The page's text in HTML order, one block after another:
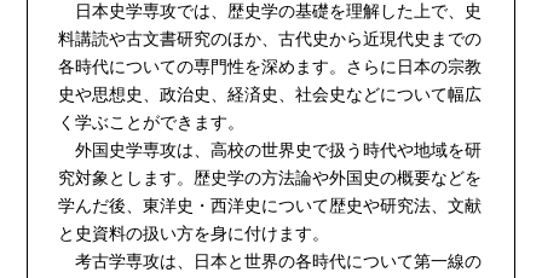
日本史学専攻では、歴史学の基礎を理解した上で、史
料講読や古文書研究のほか、古代史から近現代史までの
各時代についての専門性を深めます。さらに日本の宗教
史や思想史、政治史、経済史、社会史などについて幅広
く学ぶことができます。
外国史学専攻は、高校の世界史で扱う時代や地域を研
究対象とします。歴史学の方法論や外国史の概要などを
学んだ後、東洋史・西洋史について歴史や研究法、文献
と史資料の扱い方を身に付けます。
考古学専攻は、日本と世界の各時代について第一線の